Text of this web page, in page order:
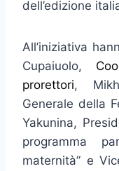
dell’edizione
All’iniziativa
Cupaiuolo,
prorettori,
Generale della
Yakunina,
programma
maternità” e